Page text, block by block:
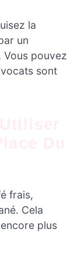
la
un
Vous pouvez
sont
frais,
Cela
plus